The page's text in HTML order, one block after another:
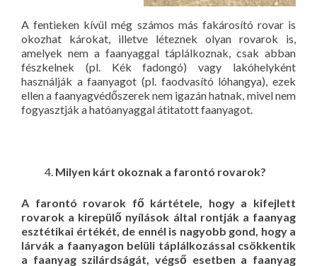
A fentieken kívül még számos más fakárosító rovar is
okozhat károkat, illetve léteznek olyan rovarok is,
amelyek nem a faanyaggal táplálkoznak, csak abban
fészkelnek (pl. Kék fadongó) vagy lakóhelyként
használják a faanyagot (pl. faodvasító lóhangya), ezek
ellen a faanyagvédőszerek nem igazán hatnak, mivel nem
fogyasztják a hatóanyaggal átitatott faanyagot.
Milyen kárt okoznak a farontó rovarok?
A farontó rovarok fő kártétele, hogy a kifejlett
rovarok a kirepülő nyílások által rontják a faanyag
esztétikai értékét, de ennél is nagyobb gond, hogy a
lárvák a faanyagon belüli táplálkozással csökkentik
a faanyag szilárdságát, végső esetben a faanyag